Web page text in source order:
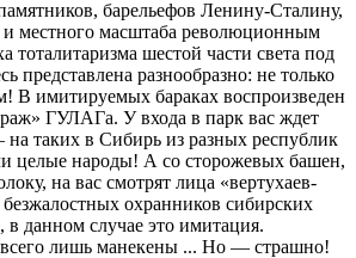
барельефов Ленину-Сталину,
и местного масштаба революционным
тоталитаризма шестой части света под
представлена разнообразно: не только
В имитируемых бараках воспроизведен
ГУЛАГа. У входа в парк вас ждет
таких в Сибирь из разных республик
целые народы! А со сторожевых башен,
на вас смотрят лица «вертухаев-
охранников сибирских
в данном случае это имитация.
лишь манекены ... Но — страшно!